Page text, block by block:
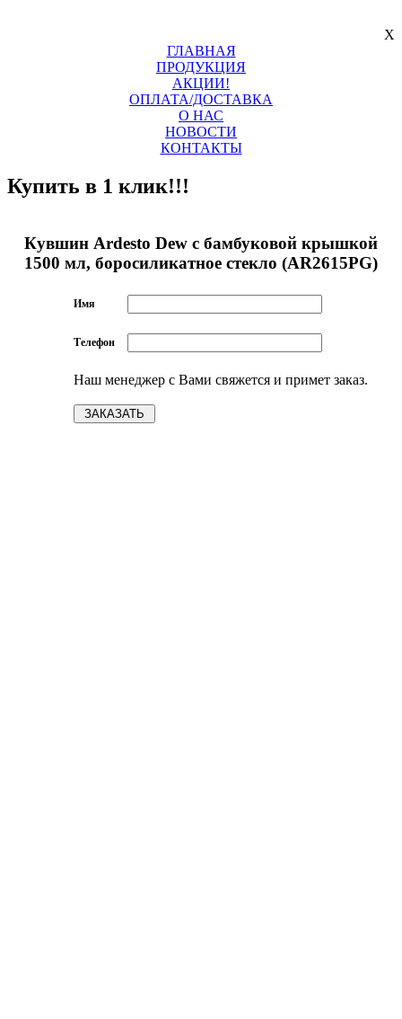
X
ГЛАВНАЯ
ПРОДУКЦИЯ
АКЦИИ!
ОПЛАТА/ДОСТАВКА
О НАС
НОВОСТИ
КОНТАКТЫ
Купить в 1 клик!!!
Кувшин Ardesto Dew с бамбуковой крышкой
1500 мл, боросиликатное стекло (AR2615PG)
Имя
Телефон
Наш менеджер с Вами свяжется и примет заказ.